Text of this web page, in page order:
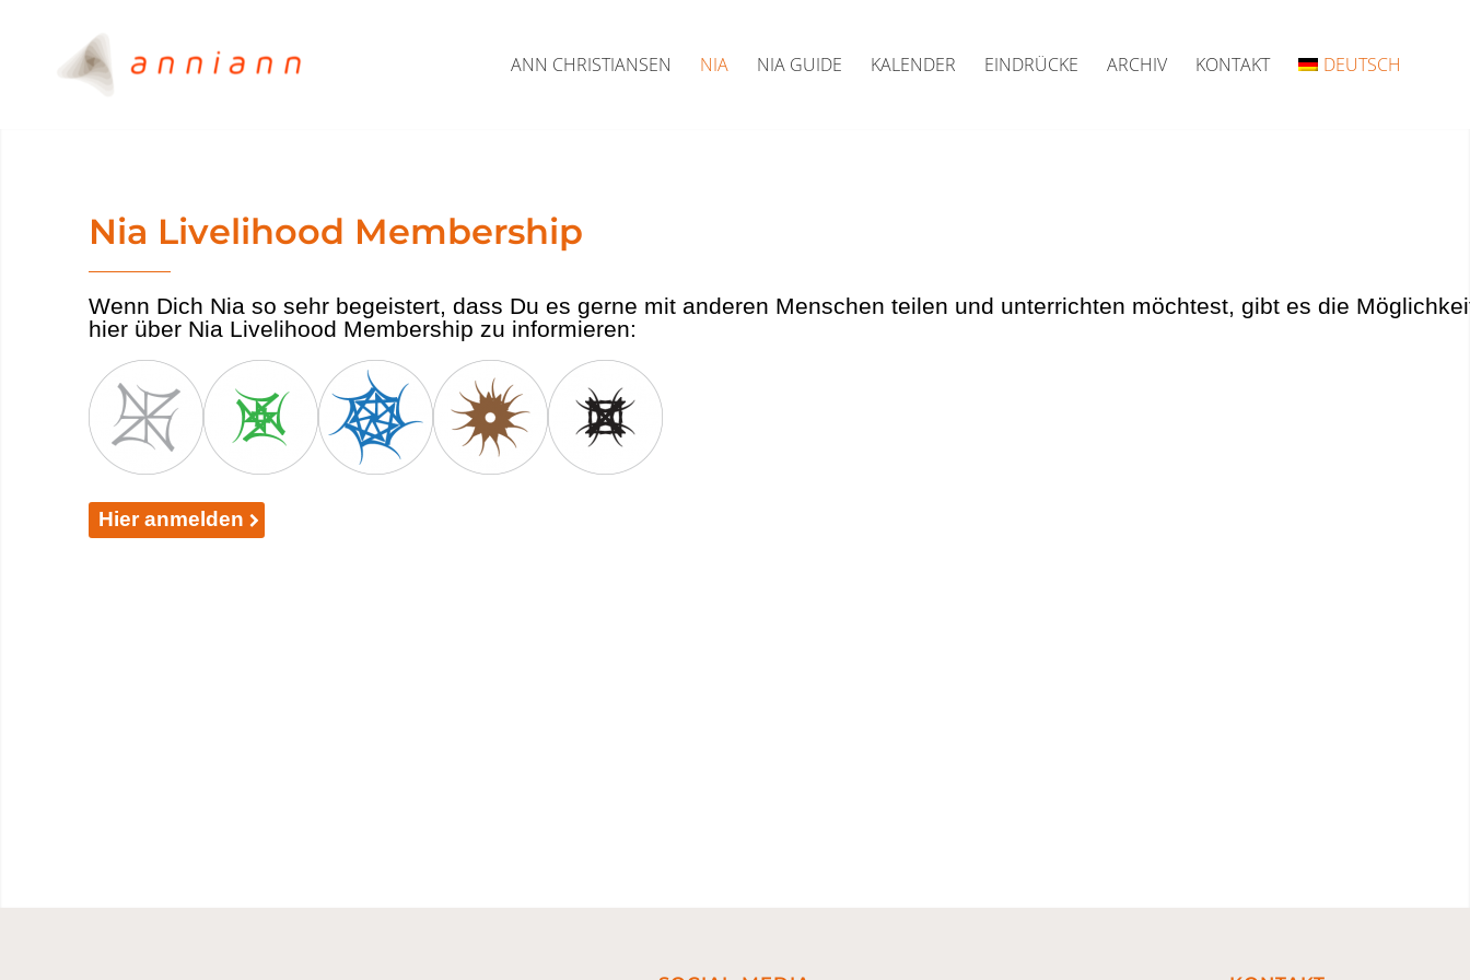
ANN CHRISTIANSEN NIA NIA GUIDE KALENDER EINDRÜCKE ARCHIV KONTAKT DEUTSCH
Nia Livelihood Membership
Wenn Dich Nia so sehr begeistert, dass Du es gerne mit anderen Menschen teilen und unterrichten möchtest, gibt es die
hier über Nia Livelihood Membership zu informieren:
Hier anmelden